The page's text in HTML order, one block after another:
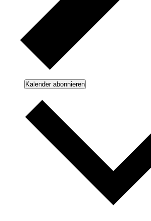
Kalender abonnieren